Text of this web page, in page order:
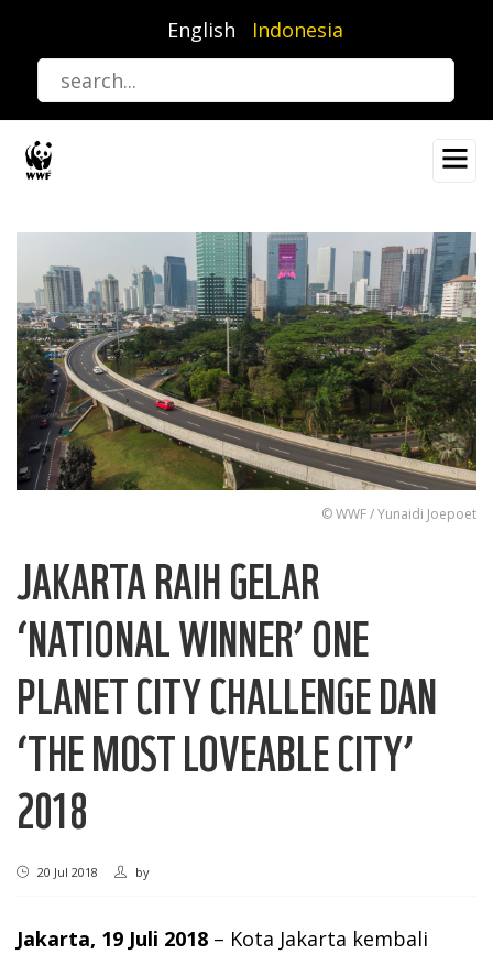
utama
English Indonesia
© WWF / Yunaidi Joepoet
JAKARTA RAIH GELAR
‘NATIONAL WINNER’ ONE
PLANET CITY CHALLENGE DAN
‘THE MOST LOVEABLE CITY’
2018
20 Jul 2018 by
Jakarta, 19 Juli 2018 – Kota Jakarta kembali